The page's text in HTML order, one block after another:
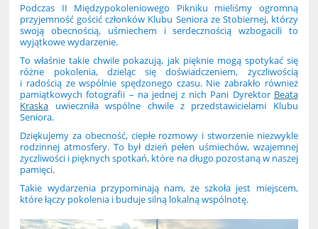
Podczas II Międzypokoleniowego Pikniku mieliśmy ogromną
przyjemność gościć członków Klubu Seniora ze Stobiernej, którzy
swoją obecnością, uśmiechem i serdecznością wzbogacili to
wyjątkowe wydarzenie.
To właśnie takie chwile pokazują, jak pięknie mogą spotykać się
różne pokolenia, dzieląc się doświadczeniem, życzliwością
i radością ze wspólnie spędzonego czasu. Nie zabrakło również
pamiątkowych fotografii – na jednej z nich Pani Dyrektor Beata
Kraska uwieczniła wspólne chwile z przedstawicielami Klubu
Seniora.
Dziękujemy za obecność, ciepłe rozmowy i stworzenie niezwykle
rodzinnej atmosfery. To był dzień pełen uśmiechów, wzajemnej
życzliwości i pięknych spotkań, które na długo pozostaną w naszej
pamięci.
Takie wydarzenia przypominają nam, że szkoła jest miejscem,
które łączy pokolenia i buduje silną lokalną wspólnotę.